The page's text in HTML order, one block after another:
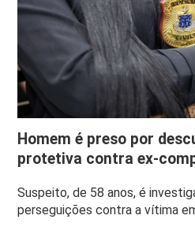
Homem é preso por
protetiva contra ex-
Suspeito, de 58 anos, é
perseguições contra a vítima